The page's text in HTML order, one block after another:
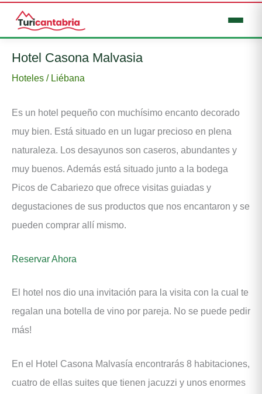
contenido
Hotel Casona Malvasia
Hoteles / Liébana
Es un hotel pequeño con muchísimo encanto decorado
muy bien. Está situado en un lugar precioso en plena
naturaleza. Los desayunos son caseros, abundantes y
muy buenos. Además está situado junto a la bodega
Picos de Cabariezo que ofrece visitas guiadas y
degustaciones de sus productos que nos encantaron y se
pueden comprar allí mismo.
Reservar Ahora
El hotel nos dio una invitación para la visita con la cual te
regalan una botella de vino por pareja. No se puede pedir
más!
En el Hotel Casona Malvasía encontrarás 8 habitaciones,
cuatro de ellas suites que tienen jacuzzi y unos enormes